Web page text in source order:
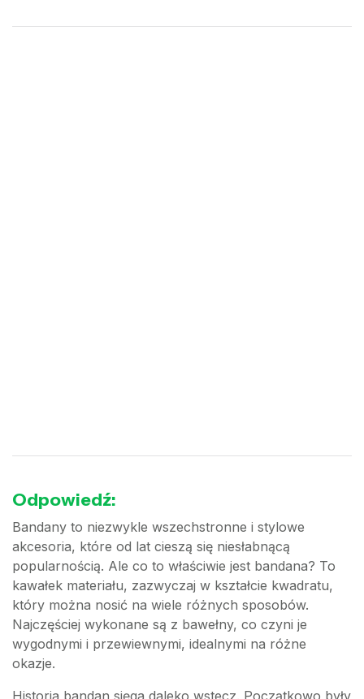
Odpowiedź:
Bandany to niezwykle wszechstronne i stylowe
akcesoria, które od lat cieszą się niesłabnącą
popularnością. Ale co to właściwie jest bandana? To
kawałek materiału, zazwyczaj w kształcie kwadratu,
który można nosić na wiele różnych sposobów.
Najczęściej wykonane są z bawełny, co czyni je
wygodnymi i przewiewnymi, idealnymi na różne
okazje.